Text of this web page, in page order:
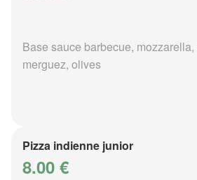
Base sauce barbecue,
merguez, olives
Pizza indienne junior
8.00 €